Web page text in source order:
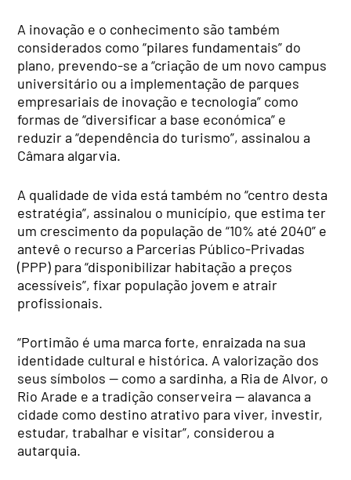
A inovação e o conhecimento são também
considerados como “pilares fundamentais” do
plano, prevendo-se a “criação de um novo campus
universitário ou a implementação de parques
empresariais de inovação e tecnologia” como
formas de “diversificar a base económica” e
reduzir a “dependência do turismo”, assinalou a
Câmara algarvia.
A qualidade de vida está também no “centro desta
estratégia”, assinalou o município, que estima ter
um crescimento da população de “10% até 2040” e
antevê o recurso a Parcerias Público-Privadas
(PPP) para “disponibilizar habitação a preços
acessíveis”, fixar população jovem e atrair
profissionais.
“Portimão é uma marca forte, enraizada na sua
identidade cultural e histórica. A valorização dos
seus símbolos — como a sardinha, a Ria de Alvor, o
Rio Arade e a tradição conserveira — alavanca a
cidade como destino atrativo para viver, investir,
estudar, trabalhar e visitar”, considerou a
autarquia.